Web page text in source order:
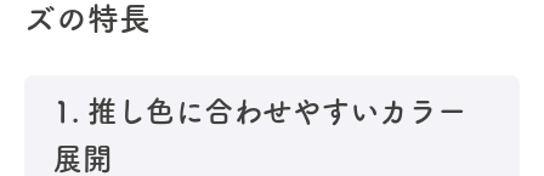
ズの特長
1. 推し色に合わせやすいカラー
展開